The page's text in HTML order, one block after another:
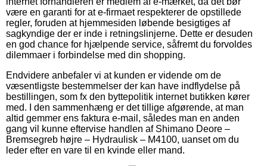
være en garanti for at e-firmaet respekterer de opstillede
regler, foruden at hjemmesiden løbende besigtiges af
sagkyndige der er inde i retningslinjerne. Dette er desuden
en god chance for hjælpende service, såfremt du forvoldes
dilemmaer i forbindelse med din shopping.
Endvidere anbefaler vi at kunden er vidende om de
væsentligste bestemmelser der kan have indflydelse på
bestillingen, som fx den byttepolitik internet butikken kører
med. I den sammenhæng er det tillige afgørende, at man
altid gemmer ens faktura e-mail, således man en anden
gang vil kunne eftervise handlen af Shimano Deore –
Bremsegreb højre – Hydraulisk – M4100, uanset om du
leder efter en vare til en kvinde eller mand.